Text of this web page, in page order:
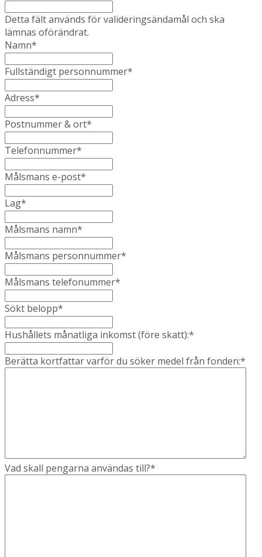
Detta fält används för valideringsändamål och ska
lämnas oförändrat.
Namn*
Fullständigt personnummer*
Adress*
Postnummer & ort*
Telefonnummer*
Målsmans e-post*
Lag*
Målsmans namn*
Målsmans personnummer*
Målsmans telefonummer*
Sökt belopp*
Hushållets månatliga inkomst (före skatt):*
Berätta kortfattar varför du söker medel från fonden:*
Vad skall pengarna användas till?*